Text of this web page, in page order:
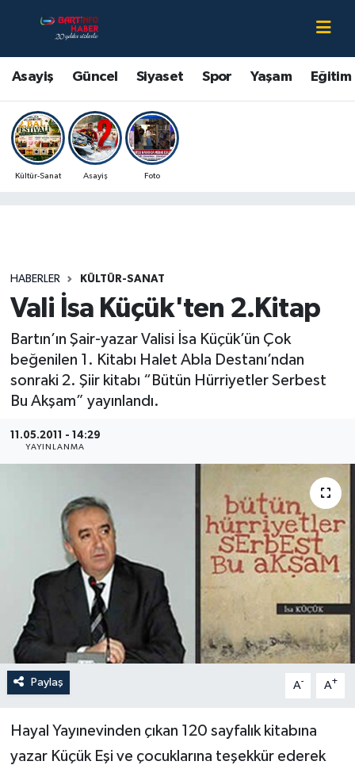
Asayiş Güncel Siyaset Spor Yaşam Eğitim
Kültür-Sanat Asayiş Foto
HABERLER KÜLTÜR-SANAT
Vali İsa Küçük'ten 2.Kitap
Bartın’ın Şair-yazar Valisi İsa Küçük’ün Çok
beğenilen 1. Kitabı Halet Abla Destanı’ndan
sonraki 2. Şiir kitabı “Bütün Hürriyetler Serbest
Bu Akşam” yayınlandı.
11.05.2011 - 14:29
YAYINLANMA
Paylaş A- A+
Hayal Yayınevinden çıkan 120 sayfalık kitabına
yazar Küçük Eşi ve çocuklarına teşekkür ederek
Asayiş
Bartın Hakkında
Çevre
Eğitim
Kültür-Sanat
Magazin
Medya
Sinema
Sivil Toplum
Siyaset
Turizm
Yerel Yönetimler
Bartın Nöbetçi Eczaneler
Bartın Hava Durumu
Bartin Namaz Vakitleri
Bartın Trafik Yoğunluk Haritası
Son Dakika Haberleri
Haber Arşivi